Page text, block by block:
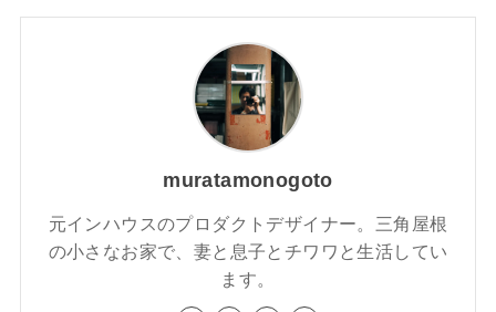
muratamonogoto
元インハウスのプロダクトデザイナー。三角屋根
の小さなお家で、妻と息子とチワワと生活してい
ます。